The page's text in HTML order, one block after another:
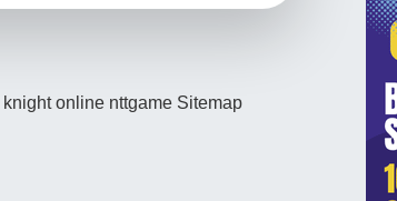
knight online nttgame Sitemap